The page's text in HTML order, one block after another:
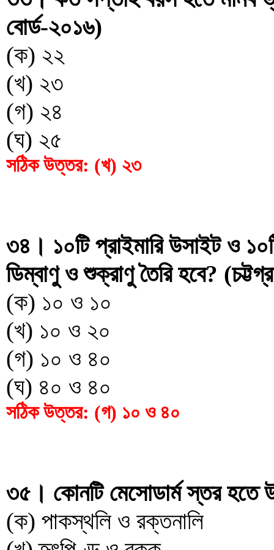
বোর্ড-২০১৬)
(ক) ২২
(খ) ২৩
(গ) ২৪
(ঘ) ২৫
সঠিক উত্তর: (খ) ২৩
৩৪। ১০টি প্রাইমারি উসাইট ও
ডিম্বাণু ও শুক্রাণু তৈরি হবে?
(ক) ১০ ও ১০
(খ) ১০ ও ২০
(গ) ১০ ও ৪০
(ঘ) ৪০ ও ৪০
সঠিক উত্তর: (গ) ১০ ও ৪০
৩৫। কোনটি মেসোডার্ম স্তর হতে
(ক) পাকস্থলি ও রক্তনালি